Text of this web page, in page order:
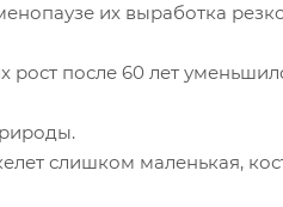
их выработка
после 60 лет
слишком маленькая,